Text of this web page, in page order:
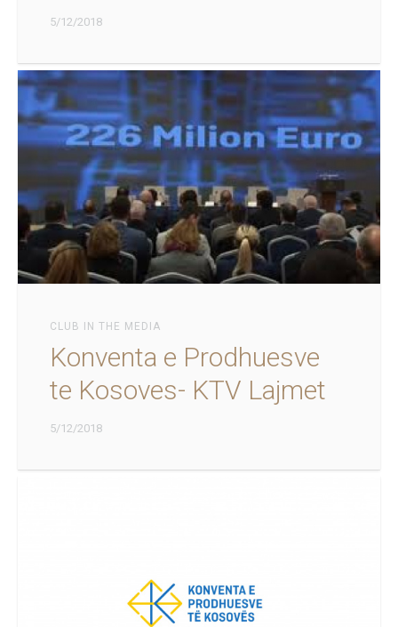
5/12/2018
CLUB IN THE MEDIA
Konventa e Prodhuesve
te Kosoves- KTV Lajmet
5/12/2018